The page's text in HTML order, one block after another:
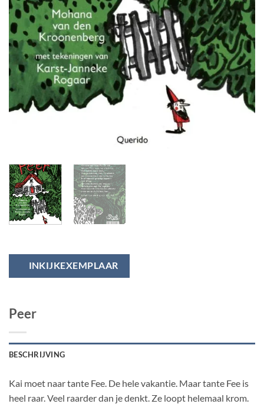
INKIJKEXEMPLAAR
Peer
BESCHRIJVING
Kai moet naar tante Fee. De hele vakantie. Maar tante Fee is
heel raar. Veel raarder dan je denkt. Ze loopt helemaal krom.